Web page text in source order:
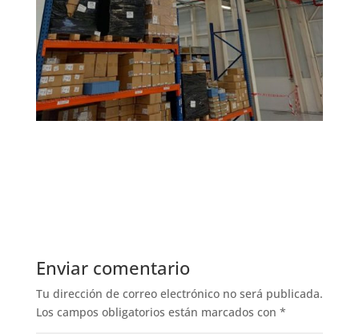
Enviar comentario
Tu dirección de correo electrónico no será publicada.
Los campos obligatorios están marcados con *